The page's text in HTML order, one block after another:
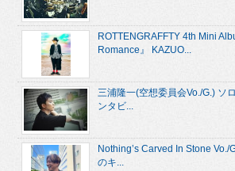
ROTTENGRAFFTY 4th Mini
Romance』 KAZUO...
三浦隆一(空想委員会Vo./G.) ソ
ンタビ...
Nothing’s Carved In Stone Vo./
のキ...